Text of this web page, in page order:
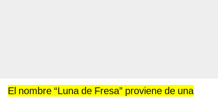
El nombre “Luna de Fresa” proviene de una